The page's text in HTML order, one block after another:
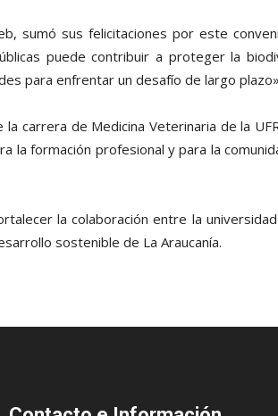
sumó sus felicitaciones por este
puede contribuir a proteger la
para enfrentar un desafío de largo
carrera de Medicina Veterinaria de la
la formación profesional y para la
la colaboración entre la
sostenible de La Araucanía.